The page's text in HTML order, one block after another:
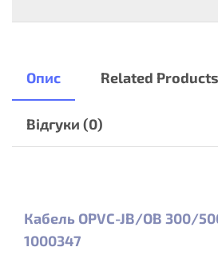
Опис Related Products
Відгуки (0)
Кабель OPVC-JB/OB 300/
1000347